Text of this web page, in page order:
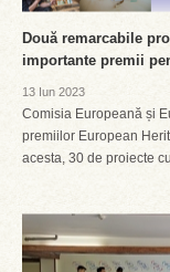
Două remarcabile
importante premii
13 Iun 2023
Comisia Europeană și
premiilor European
acesta, 30 de proiecte